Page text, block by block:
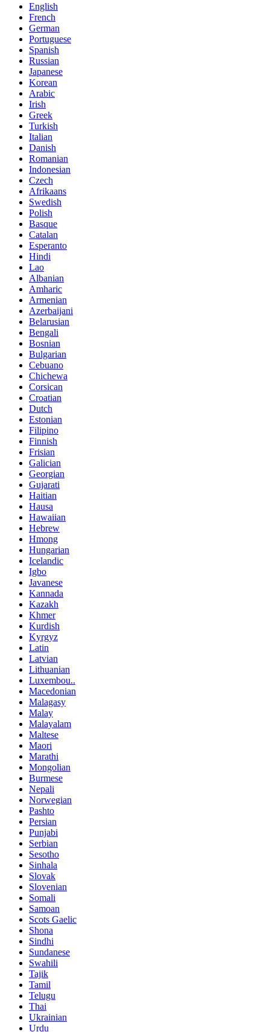
English
French
German
Portuguese
Spanish
Russian
Japanese
Korean
Arabic
Irish
Greek
Turkish
Italian
Danish
Romanian
Indonesian
Czech
Afrikaans
Swedish
Polish
Basque
Catalan
Esperanto
Hindi
Lao
Albanian
Amharic
Armenian
Azerbaijani
Belarusian
Bengali
Bosnian
Bulgarian
Cebuano
Chichewa
Corsican
Croatian
Dutch
Estonian
Filipino
Finnish
Frisian
Galician
Georgian
Gujarati
Haitian
Hausa
Hawaiian
Hebrew
Hmong
Hungarian
Icelandic
Igbo
Javanese
Kannada
Kazakh
Khmer
Kurdish
Kyrgyz
Latin
Latvian
Lithuanian
Luxembou..
Macedonian
Malagasy
Malay
Malayalam
Maltese
Maori
Marathi
Mongolian
Burmese
Nepali
Norwegian
Pashto
Persian
Punjabi
Serbian
Sesotho
Sinhala
Slovak
Slovenian
Somali
Samoan
Scots Gaelic
Shona
Sindhi
Sundanese
Swahili
Tajik
Tamil
Telugu
Thai
Ukrainian
Urdu